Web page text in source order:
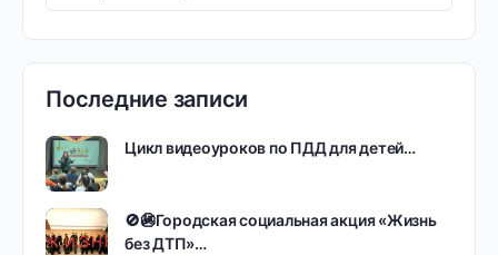
Последние записи
Цикл видеоуроков по ПДД для детей…
🚫🚳Городская социальная акция «Жизнь
без ДТП»…